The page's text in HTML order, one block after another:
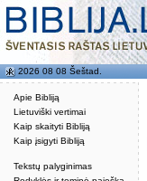
Apie Bibliją
Lietuviški vertimai
Kaip skaityti Bibliją
Kaip įsigyti Bibliją
Tekstų palyginimas
2026 08 08 Šeštad.